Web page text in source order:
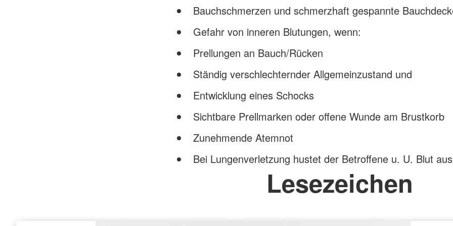
Bauchschmerzen und schmerzhaft gespannte
Gefahr von inneren Blutungen, wenn:
Prellungen an Bauch/Rücken
Ständig verschlechternder Allgemeinzustand und
Entwicklung eines Schocks
Sichtbare Prellmarken oder offene Wunde am Brustkorb
Zunehmende Atemnot
Bei Lungenverletzung hustet der Betroffene u. U. Blut
Lesezeichen